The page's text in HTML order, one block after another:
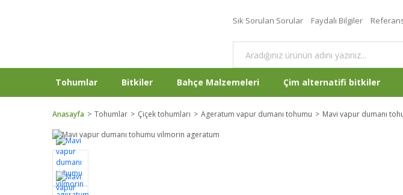
Sık Sorulan Sorular Faydalı Bilgiler
Tohumlar Bitkiler Bahçe Malzemeleri Çim alternatifi bitkiler
Anasayfa Tohumlar Çiçek tohumları Ageratum vapur dumanı tohumu Mavi vapur dumanı